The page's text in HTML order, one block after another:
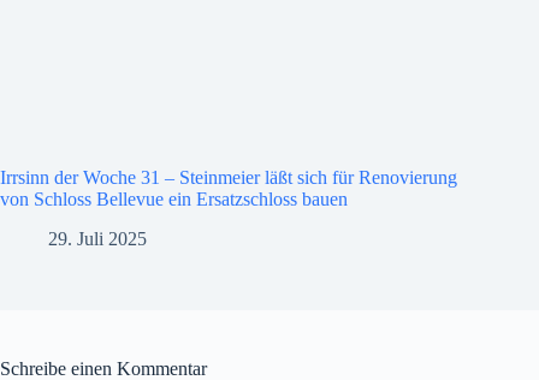
Irrsinn der Woche 31 – Steinmeier läßt sich für Renovierung
von Schloss Bellevue ein Ersatzschloss bauen
29. Juli 2025
Schreibe einen Kommentar